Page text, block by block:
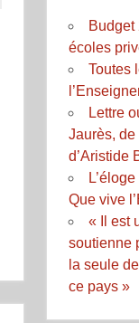
Budget
écoles
Toutes
Lettre
Jaurès,
d’Aristide
Que vive
« Il est
soutienne
la seule
ce pays »